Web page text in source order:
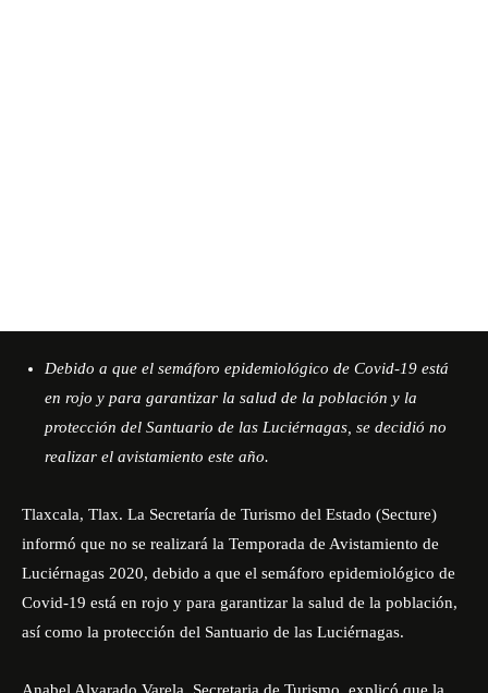
Debido a que el semáforo epidemiológico de Covid-19 está
en rojo y para garantizar la salud de la población y la
protección del Santuario de las Luciérnagas, se decidió no
realizar el avistamiento este año.
Tlaxcala, Tlax. La Secretaría de Turismo del Estado (Secture)
informó que no se realizará la Temporada de Avistamiento de
Luciérnagas 2020, debido a que el semáforo epidemiológico de
Covid-19 está en rojo y para garantizar la salud de la población,
así como la protección del Santuario de las Luciérnagas.